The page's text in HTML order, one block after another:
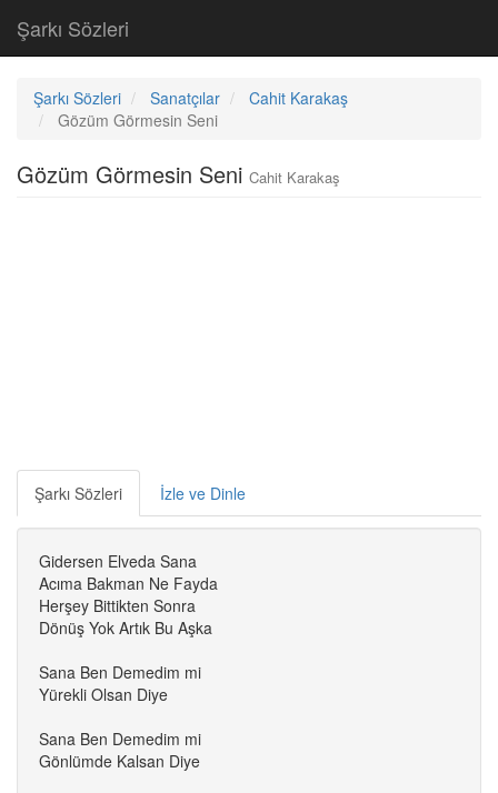
Şarkı Sözleri
Şarkı Sözleri Sanatçılar
Cahit Karakaş
Gözüm Görmesin Seni
Gözüm Görmesin Seni Cahit Karakaş
Şarkı Sözleri İzle ve Dinle
Gidersen Elveda Sana
Acıma Bakman Ne Fayda
Herşey Bittikten Sonra
Dönüş Yok Artık Bu Aşka
Sana Ben Demedim mi
Yürekli Olsan Diye
Sana Ben Demedim mi
Gönlümde Kalsan Diye